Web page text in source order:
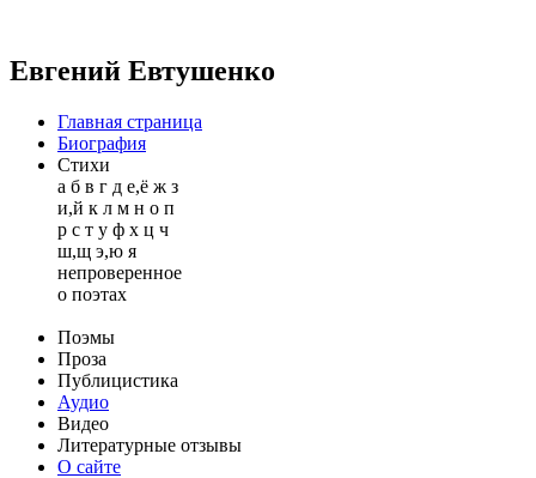
Евгений Евтушенко
Главная страница
Биография
Стихи
а б в г д е,ё ж з
и,й к л м н о п
р с т у ф х ц ч
ш,щ э,ю я
непроверенное
о поэтах
Поэмы
Проза
Публицистика
Аудио
Видео
Литературные отзывы
О сайте